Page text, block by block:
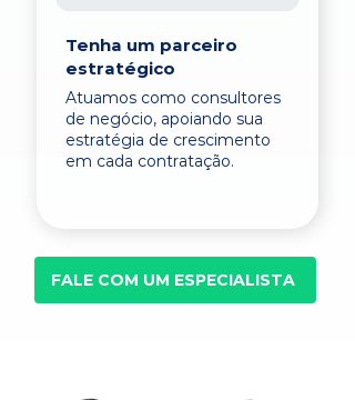
Tenha um parceiro
estratégico
Atuamos como consultores
de negócio, apoiando sua
estratégia de crescimento
em cada contratação.
FALE COM UM ESPECIALISTA